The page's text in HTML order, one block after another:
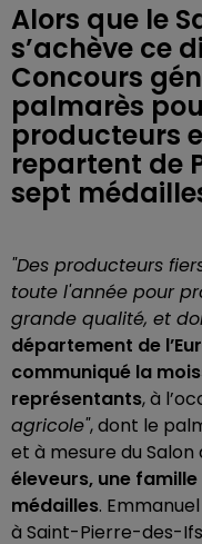
Alors que le
s’achève ce
Concours
palmarès
producteurs
repartent de
sept
"Des producteurs
toute l'année pour
grande qualité, et
département de
communiqué la
représentants, à
agricole", dont le
et à mesure du Salon
éleveurs, une
médailles.
à Saint-Pierre-des-